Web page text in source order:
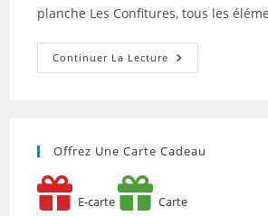
planche Les Confitures, tous les
Continuer La Lecture Gourmandise
Du
Confitures »
De
Offrez Une Carte Cadeau
E-carte Carte